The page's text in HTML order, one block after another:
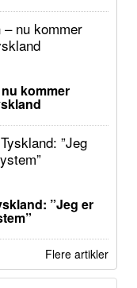
kommer
”Jeg er
Flere artikler